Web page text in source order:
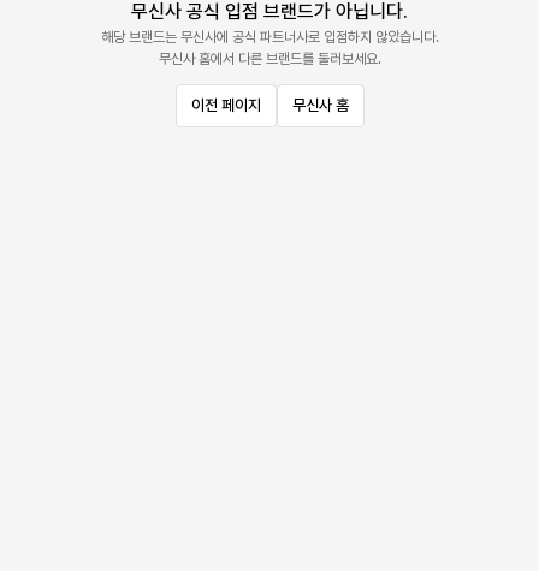
무신사 공식 입점 브랜드가 아닙니다.
해당 브랜드는 무신사에 공식 파트너사로 입점하지 않았습니다.
무신사 홈에서 다른 브랜드를 둘러보세요.
이전 페이지 무신사 홈